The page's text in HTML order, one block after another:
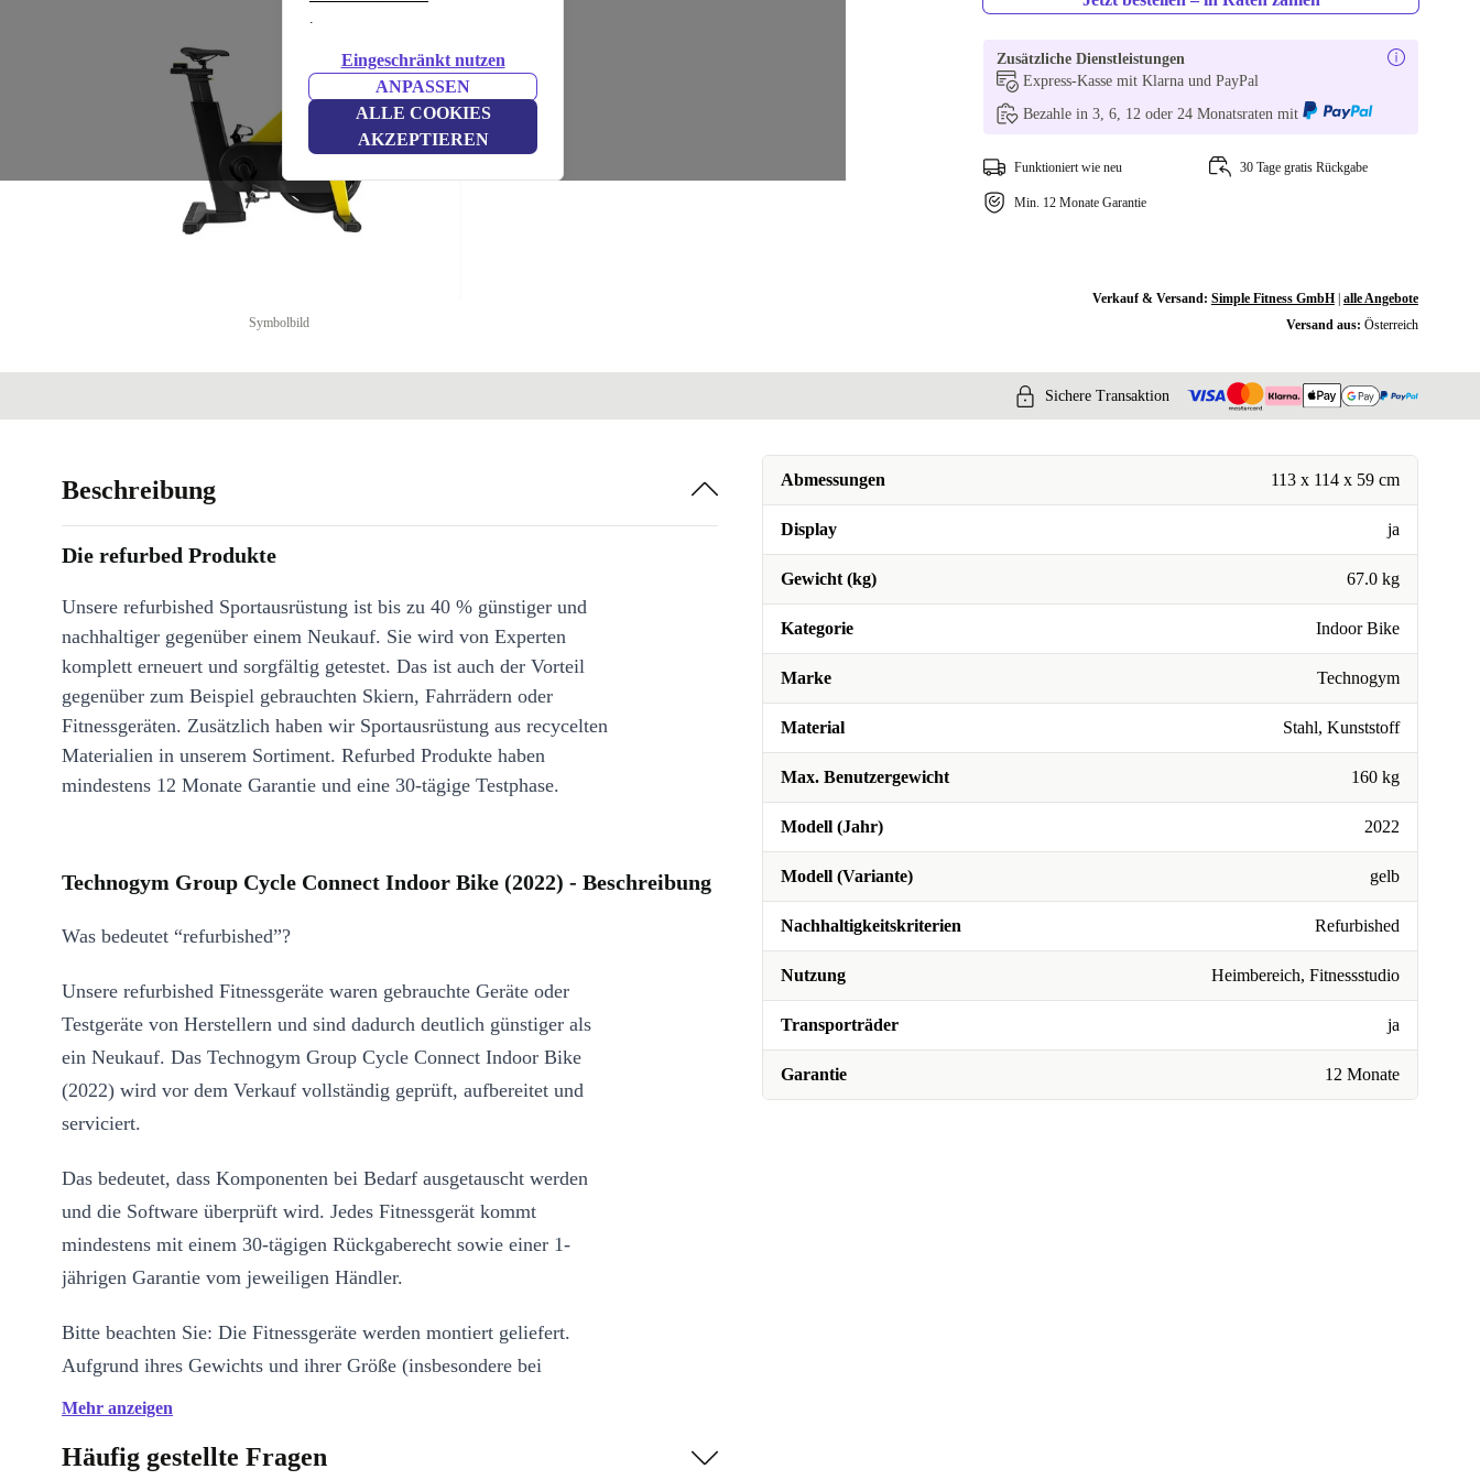
.
Eingeschränkt nutzen
ANPASSEN
ALLE COOKIES
AKZEPTIEREN
Symbolbild
Zusätzliche Dienstleistungen
Express-Kasse mit Klarna und PayPal
Bezahle in 3, 6, 12 oder 24 Monatsraten mit
Funktioniert wie neu 30 Tage gratis Rückgabe
Min. 12 Monate Garantie
Verkauf & Versand: Simple Fitness GmbH| alle Angebote
Versand aus: Österreich
Sichere Transaktion
Abmessungen 113 x 114 x 59 cm
Display ja
Gewicht (kg) 67.0 kg
Kategorie Indoor Bike
Marke Technogym
Material Stahl, Kunststoff
Max. Benutzergewicht 160 kg
Modell (Jahr) 2022
Modell (Variante) gelb
Nachhaltigkeitskriterien Refurbished
Nutzung Heimbereich, Fitnessstudio
Transporträder ja
Garantie 12 Monate
Beschreibung
Die refurbed Produkte
Unsere refurbished Sportausrüstung ist bis zu 40 % günstiger und
nachhaltiger gegenüber einem Neukauf. Sie wird von Experten
komplett erneuert und sorgfältig getestet. Das ist auch der Vorteil
gegenüber zum Beispiel gebrauchten Skiern, Fahrrädern oder
Fitnessgeräten. Zusätzlich haben wir Sportausrüstung aus recycelten
Materialien in unserem Sortiment. Refurbed Produkte haben
mindestens 12 Monate Garantie und eine 30-tägige Testphase.
Technogym Group Cycle Connect Indoor Bike (2022) - Beschreibung
Was bedeutet “refurbished”?
Unsere refurbished Fitnessgeräte waren gebrauchte Geräte oder
Testgeräte von Herstellern und sind dadurch deutlich günstiger als
ein Neukauf. Das Technogym Group Cycle Connect Indoor Bike
(2022) wird vor dem Verkauf vollständig geprüft, aufbereitet und
serviciert.
Das bedeutet, dass Komponenten bei Bedarf ausgetauscht werden
und die Software überprüft wird. Jedes Fitnessgerät kommt
mindestens mit einem 30-tägigen Rückgaberecht sowie einer 1-
jährigen Garantie vom jeweiligen Händler.
Bitte beachten Sie: Die Fitnessgeräte werden montiert geliefert.
Aufgrund ihres Gewichts und ihrer Größe (insbesondere bei
schweren/bulky Produkten) bitten wir Sie, vor dem Kauf
der Lage sind, sie vom Eingang in Ihr Zuhause zu transportieren.
Mehr anzeigen
Häufig gestellte Fragen